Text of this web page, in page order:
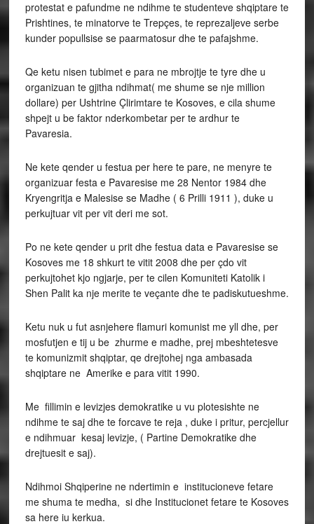
protestat e pafundme ne ndihme te studenteve shqiptare te
Prishtines, te minatorve te Trepçes, te reprezaljeve serbe
kunder popullsise se paarmatosur dhe te pafajshme.
Qe ketu nisen tubimet e para ne mbrojtje te tyre dhe u
organizuan te gjitha ndihmat( me shume se nje million
dollare) per Ushtrine Çlirimtare te Kosoves, e cila shume
shpejt u be faktor nderkombetar per te ardhur te
Pavaresia.
Ne kete qender u festua per here te pare, ne menyre te
organizuar festa e Pavaresise me 28 Nentor 1984 dhe
Kryengritja e Malesise se Madhe ( 6 Prilli 1911 ), duke u
perkujtuar vit per vit deri me sot.
Po ne kete qender u prit dhe festua data e Pavaresise se
Kosoves me 18 shkurt te vitit 2008 dhe per çdo vit
perkujtohet kjo ngjarje, per te cilen Komuniteti Katolik i
Shen Palit ka nje merite te veçante dhe te padiskutueshme.
Ketu nuk u fut asnjehere flamuri komunist me yll dhe, per
mosfutjen e tij u be zhurme e madhe, prej mbeshtetesve
te komunizmit shqiptar, qe drejtohej nga ambasada
shqiptare ne Amerike e para vitit 1990.
Me fillimin e levizjes demokratike u vu plotesishte ne
ndihme te saj dhe te forcave te reja , duke i pritur, percjellur
e ndihmuar kesaj levizje, ( Partine Demokratike dhe
drejtuesit e saj).
Ndihmoi Shqiperine ne ndertimin e institucioneve fetare
me shuma te medha, si dhe Institucionet fetare te Kosoves
sa here iu kerkua.